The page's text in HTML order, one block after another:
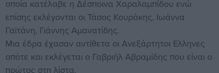
οποία κατέλαβε η Δέσποινα Χαραλαμπίδου ενώ
επίσης εκλέγονται οι Τάσος Κουράκης, Ιωάννα
Γαϊτάνη, Γιάννης Αμανατίδης.
Μια έδρα έχασαν αντίθετα οι Ανεξάρτητοι Ελληνες
οπότε και εκλέγεται ο Γαβριήλ Αβραμίδης που είναι ο
πρώτος στη λίστα.